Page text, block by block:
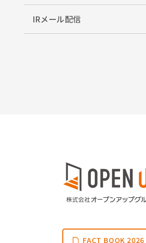
IRメール配信
FACT BOOK 2026